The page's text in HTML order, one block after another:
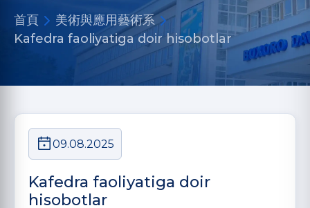
首頁
美術與應用藝術系
Kafedra faoliyatiga doir hisobotlar
09.08.2025
Kafedra faoliyatiga doir
hisobotlar